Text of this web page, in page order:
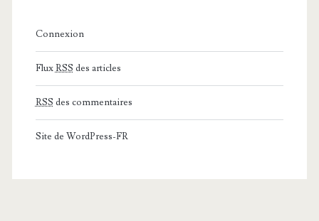
Connexion
FluxRSS des articles
RSS des commentaires
Site de WordPress-FR